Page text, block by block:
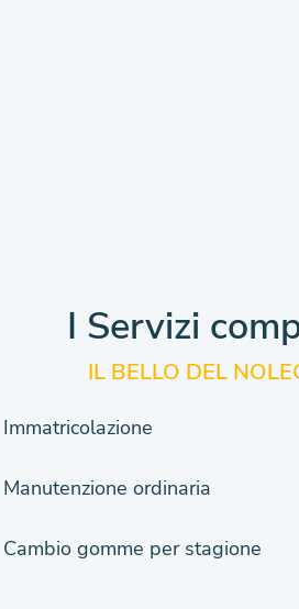
I Servizi
IL BELLO DEL
Immatricolazione
Manutenzione ordinaria
Cambio gomme per stagione